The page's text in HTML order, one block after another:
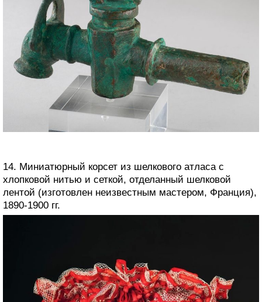
14. Миниатюрный корсет из шелкового атласа с
хлопковой нитью и сеткой, отделанный шелковой
лентой (изготовлен неизвестным мастером, Франция),
1890-1900 гг.